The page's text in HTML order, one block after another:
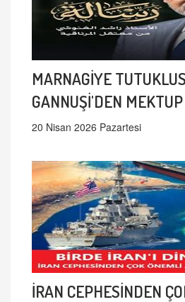
MARNAGİYE
GANNUŞİ'DEN
20 Nisan 2026 Pazartesi
İRAN CEPHESİNDEN